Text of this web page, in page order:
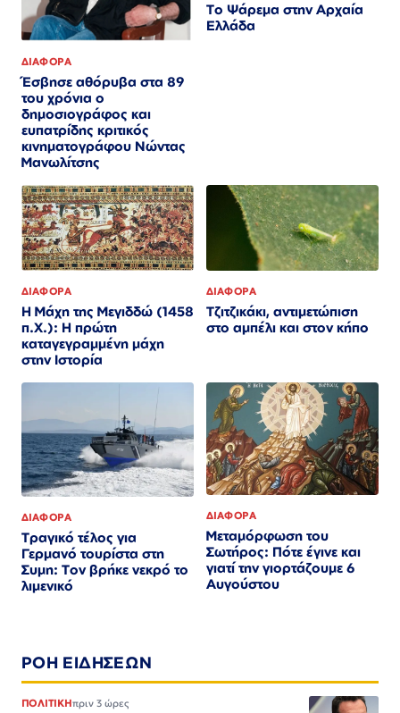
ΔΙΑΦΟΡΑ
Έσβησε αθόρυβα στα 89
του χρόνια ο
δημοσιογράφος και
ευπατρίδης κριτικός
κινηματογράφου Νώντας
Μανωλίτσης
Το Ψάρεμα στην Αρχαία
Ελλάδα
ΔΙΑΦΟΡΑ
Η Μάχη της Μεγιδδώ (1458
π.Χ.): Η πρώτη
καταγεγραμμένη μάχη
στην Ιστορία
ΔΙΑΦΟΡΑ
Τζιτζικάκι, αντιμετώπιση
στο αμπέλι και στον κήπο
ΔΙΑΦΟΡΑ
Τραγικό τέλος για
Γερμανό τουρίστα στη
Συμη: Τον βρήκε νεκρό το
λιμενικό
ΔΙΑΦΟΡΑ
Μεταμόρφωση του
Σωτήρος: Πότε έγινε και
γιατί την γιορτάζουμε 6
Αυγούστου
ΡΟΗ ΕΙΔΗΣΕΩΝ
ΠΟΛΙΤΙΚΗπριν 3 ώρες